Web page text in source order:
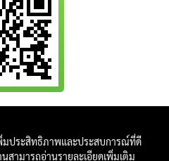
มประสิทธิภาพและประสบการณ์ที่ดี
สามารถอ่านรายละเอียดเพิ่มเติม